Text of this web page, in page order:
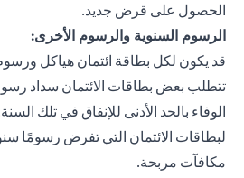
الحصول على قرض جديد.
الرسوم السنوية والرسوم الأخرى:
قد يكون لكل بطاقة ائتمان هياكل
تتطلب بعض بطاقات الائتمان سداد
الوفاء بالحد الأدنى للإنفاق في تلك
لبطاقات الائتمان التي تفرض رسومًا
مكافآت مربحة.